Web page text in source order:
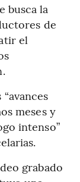
busca la
de
el
meses y
intenso”
grabado